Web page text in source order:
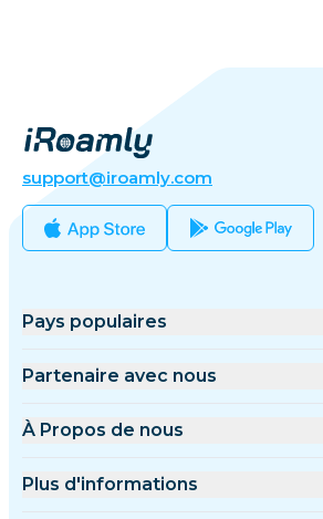
support@iroamly.com
Pays populaires
États-Unis
Turquie
France
Partenaire avec nous
Plateforme de gros
À Propos de nous
À Propos de iRoamly
Plus d'informations